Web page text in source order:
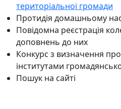
територіальної громади
Протидія домашньому
Повідомна реєстрація
доповнень до них
Конкурс з визначення
інститутами
Пошук на сайті